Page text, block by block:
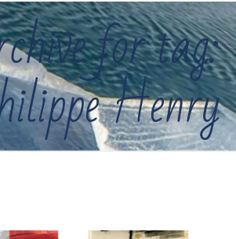
for tag:
Henry